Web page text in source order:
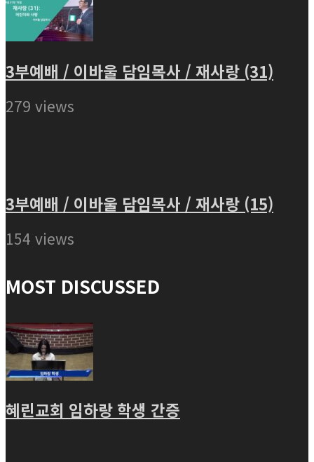
3부예배 / 이바울 담임목사 / 재사랑 (31)
279 views
3부예배 / 이바울 담임목사 / 재사랑 (15)
154 views
MOST DISCUSSED
혜린교회 임하랑 학생 간증